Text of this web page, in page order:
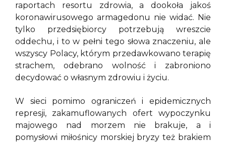
raportach resortu zdrowia, a dookoła jakoś
koronawirusowego armagedonu nie widać. Nie
tylko przedsiębiorcy potrzebują wreszcie
oddechu, i to w pełni tego słowa znaczeniu, ale
wszyscy Polacy, którym przedawkowano terapię
strachem, odebrano wolność i zabroniono
decydować o własnym zdrowiu i życiu.
W sieci pomimo ograniczeń i epidemicznych
represji, zakamuflowanych ofert wypoczynku
majowego nad morzem nie brakuje, a i
pomysłowi miłośnicy morskiej bryzy też brakiem